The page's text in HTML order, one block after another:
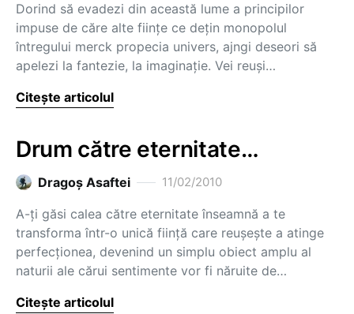
Dorind să evadezi din această lume a principilor
impuse de căre alte fiinţe ce deţin monopolul
întregului merck propecia univers, ajngi deseori să
apelezi la fantezie, la imaginaţie. Vei reuşi…
Citește articolul
Drum către eternitate…
Dragoş Asaftei 11/02/2010
A-ţi găsi calea către eternitate înseamnă a te
transforma într-o unică fiinţă care reuşeşte a atinge
perfecţionea, devenind un simplu obiect amplu al
naturii ale cărui sentimente vor fi năruite de…
Citește articolul